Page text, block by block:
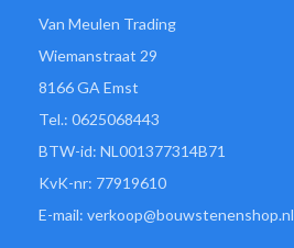
Van Meulen Trading
Wiemanstraat 29
8166 GA Emst
Tel.: 0625068443
BTW-id: NL001377314B71
KvK-nr: 77919610
E-mail: verkoop@bouwstenenshop.nl